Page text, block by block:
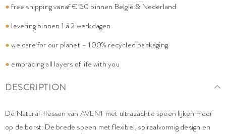
●free shipping vanaf € 50 binnen België & Nederland
● levering binnen 1 à 2 werkdagen
●we care for our planet – 100% recycled packaging
● embracing all layers of life with you
DESCRIPTION
De Natural-flessen van AVENT met ultrazachte speen lijken meer
op de borst. De brede speen met flexibel, spiraalvormig design en